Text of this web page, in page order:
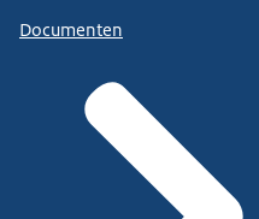
Documenten